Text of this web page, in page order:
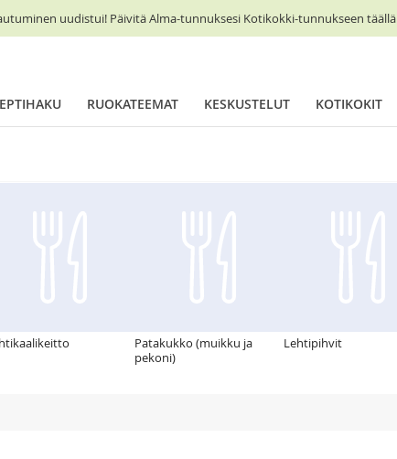
uudistui! Päivitä Alma-tunnuksesi Kotikokki-tunnukseen täällä
RUOKATEEMAT KESKUSTELUT KOTIKOKIT
Patakukko (muikku ja
pekoni)
Lehtipihvit